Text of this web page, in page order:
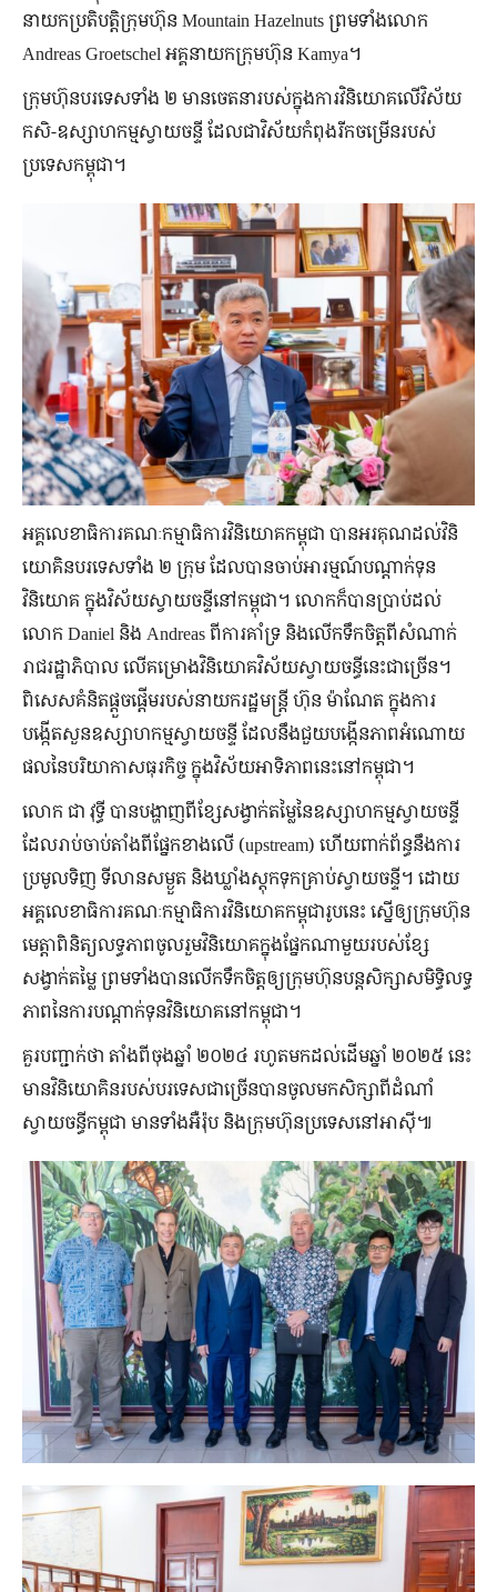
នាយក​ប្រតិបត្តិ​ក្រុមហ៊ុន Mountain Hazelnuts ព្រម​ទាំង​លោក
Andreas Groetschel អគ្គនាយក​ក្រុមហ៊ុន Kamya។
ក្រុមហ៊ុន​បរទេស​ទាំង ២ ​មាន​ចេតនា​របស់​ក្នុង​ការ​វិនិយោគ​លើ​វិស័យ​
កសិ-ឧស្សាហកម្ម​ស្វាយ​ចន្ទី ដែល​ជា​វិស័យកំពុង​រីក​ចម្រើន​របស់​
ប្រទេស​កម្ពុជា។
អគ្គលេខាធិការ​គណៈកម្មាធិការ​វិនិយោគ​កម្ពុជា បានអរ​គុណ​ដល់​​វិនិ
យោគិន​បរទេស​ទាំង ២ ក្រុម ដែល​បាន​ចាប់​អារម្មណ៍​បណ្ដាក់​ទុន​
វិនិយោគ ក្នុង​វិស័យ​ស្វាយ​ចន្ទី​នៅ​កម្ពុជា។ លោកក៏​បាន​ប្រាប់​ដល់​
លោក Daniel និង Andreas ពី​ការ​គាំទ្រ និង​លើក​ទឹកចិត្ត​ពី​សំណាក់​
រាជរដ្ឋាភិបាល លើ​គម្រោង​វិនិយោគ​វិស័យ​ស្វាយ​ចន្ធី​នេះ​ជាច្រើន។
ពិសេស​គំនិត​ផ្ដួចផ្ដើម​របស់​នាយក​រដ្ឋមន្ត្រី ហ៊ុន ម៉ាណែត ក្នុង​ការ​
បង្កើត​សួន​ឧស្សាហកម្ម​ស្វាយ​ចន្ទី ដែល​នឹង​ជួយ​បង្កើន​ភាព​អំណោយ​
ផល​នៃ​បរិយាកាស​ធុរកិច្ច ក្នុង​វិស័យ​អាទិភាព​នេះ​នៅ​កម្ពុជា។
លោក ជា វុទ្ធី បាន​បង្ហាញ​ពី​ខ្សែ​សង្វាក់​តម្លៃ​នៃ​ឧស្សាហកម្ម​ស្វាយ​ចន្ទី
ដែល​រាប់​ចាប់​តាំងពី​ផ្នែក​ខាង​លើ (upstream) ហើយ​ពាក់ព័ន្ធ​នឹង​ការ​
ប្រមូល​ទិញ ទី​លាន​សម្ងួត និង​ឃ្លាំង​ស្តុក​ទុក​គ្រាប់​ស្វាយចន្ទី។ ដោយ​
អគ្គលេខាធិការ​គណៈកម្មាធិការ​វិនិយោគ​កម្ពុជា​រូប​នេះ ស្នើ​ឲ្យ​ក្រុមហ៊ុន​
មេត្តា​ពិនិត្យ​លទ្ធភាព​ចូលរួម​វិនិយោគ​ក្នុង​ផ្នែក​ណា​មួយ​របស់​ខ្សែ​
សង្វាក់​តម្លៃ ព្រម​ទាំង​បាន​លើក​ទឹក​ចិត្ត​ឲ្យ​ក្រុមហ៊ុន​បន្ត​សិក្សា​សមិទ្ធិ​លទ្ធ
ភាព​នៃ​ការ​បណ្ដាក់​ទុន​វិនិយោគ​នៅ​កម្ពុជា។
គួរ​បញ្ជាក់​ថា តាំងពី​ចុងឆ្នាំ ២០២៤ រហូត​មក​ដល់​ដើម​ឆ្នាំ ២០២៥ នេះ
មាន​វិនិយោគិន​របស់​បរទេស​ជាច្រើន​បាន​ចូល​មក​សិក្សា​ពី​ដំណាំ​
ស្វាយ​ចន្ធី​កម្ពុជា មាន​ទាំង​អឺរ៉ុប និង​ក្រុមហ៊ុន​ប្រទេស​នៅអាស៊ី៕